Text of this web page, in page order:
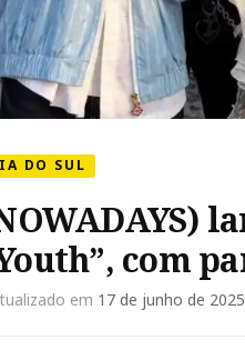
DO SUL
com
em 17 de junho de 2025